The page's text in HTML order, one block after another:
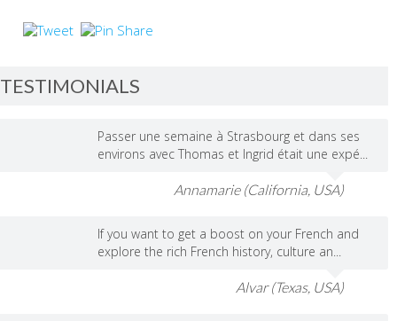
TESTIMONIALS
Passer une semaine à Strasbourg et dans ses
environs avec Thomas et Ingrid était une expé...
Annamarie (California, USA)
If you want to get a boost on your French and
explore the rich French history, culture an...
Alvar (Texas, USA)